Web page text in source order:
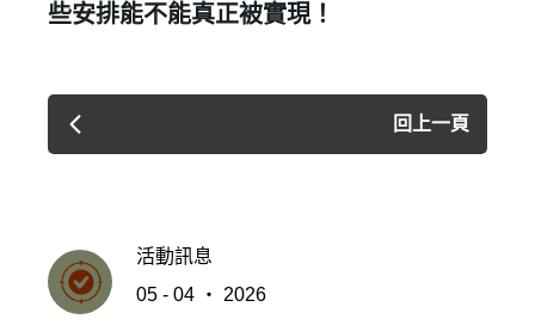
些安排能不能真正被實現！
回上一頁
活動訊息
05 - 04 ‧ 2026